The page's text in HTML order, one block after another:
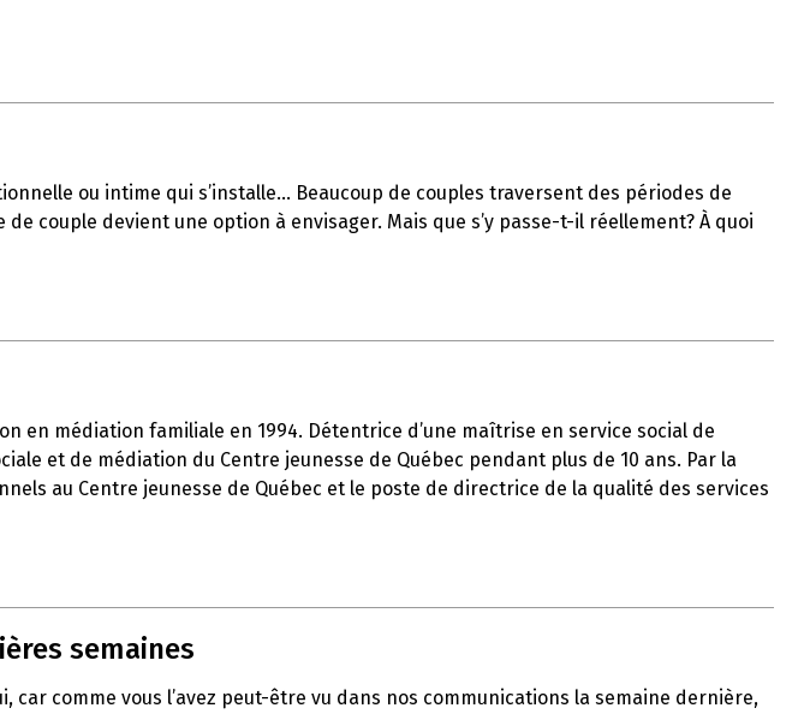
ou intime qui s’installe… Beaucoup de couples traversent des périodes de
couple devient une option à envisager. Mais que s’y passe-t-il réellement? À quoi
en médiation familiale en 1994. Détentrice d’une maîtrise en service social de
et de médiation du Centre jeunesse de Québec pendant plus de 10 ans. Par la
au Centre jeunesse de Québec et le poste de directrice de la qualité des services
semaines
car comme vous l’avez peut-être vu dans nos communications la semaine dernière,